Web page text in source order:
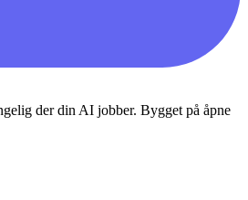
der din AI jobber. Bygget på åpne